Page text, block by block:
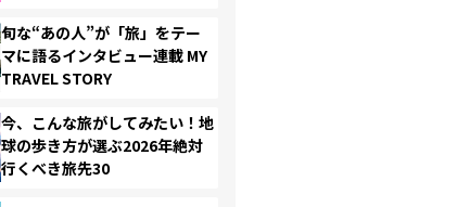
旬な“あの人”が「旅」をテー
マに語るインタビュー連載 MY
TRAVEL STORY
今、こんな旅がしてみたい！地
球の歩き方が選ぶ2026年絶対
行くべき旅先30